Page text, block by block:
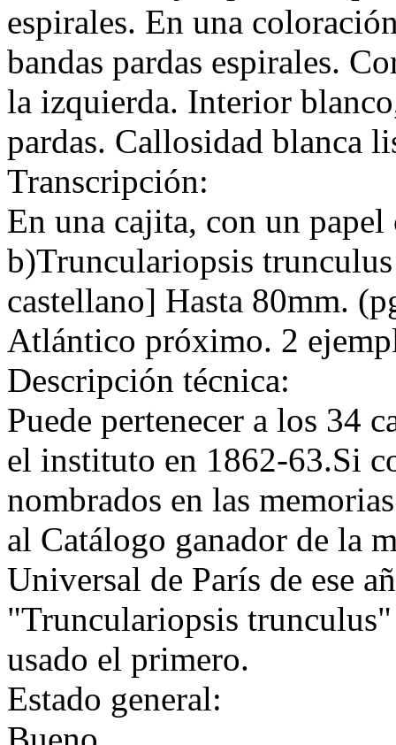
espirales. En una
bandas pardas espirales.
la izquierda. Interior
pardas. Callosidad blanca
Transcripción:
En una cajita, con un
b)Trunculariopsis
castellano] Hasta 80mm.
Atlántico próximo. 2
Descripción técnica:
Puede pertenecer a los 34
el instituto en 1862-63.Si
nombrados en las
al Catálogo ganador de la
Universal de París de ese
"Trunculariopsis
usado el primero.
Estado general: